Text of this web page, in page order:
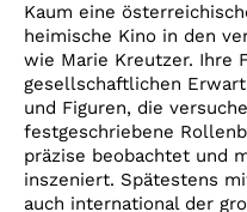
Kaum eine
heimische Kino in den
wie Marie Kreutzer. Ihre
gesellschaftlichen
und Figuren, die
festgeschriebene
präzise beobachtet und
inszeniert. Spätestens
auch international der